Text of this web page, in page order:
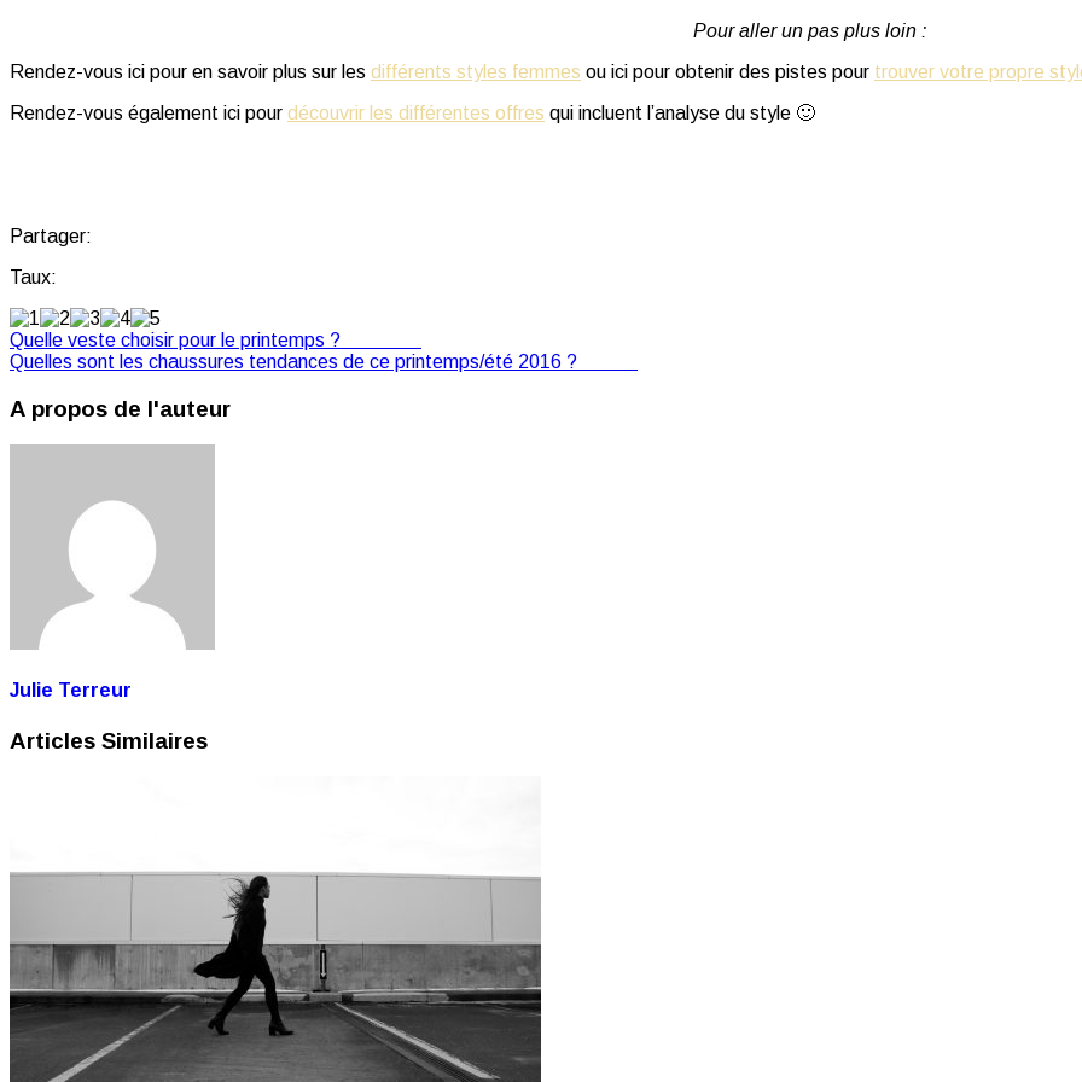
Pour aller un pas plus loin :
Rendez-vous ici pour en savoir plus sur les différents styles femmes ou ici pour obtenir des pistes pour trouver votre propre
Rendez-vous également ici pour découvrir les différentes offres qui incluent l’analyse du style 🙂
Partager:
Taux:
Quelle veste choisir pour le printemps ?
Quelles sont les chaussures tendances de ce printemps/été 2016 ?
A propos de l'auteur
Julie Terreur
Articles Similaires